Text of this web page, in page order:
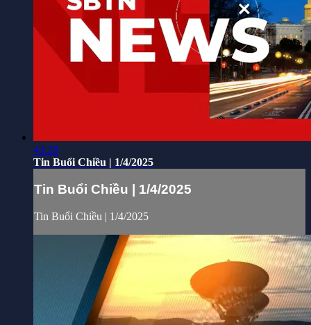
43:28
Tin Buổi Chiều | 1/4/2025
Tin Buổi Chiều | 1/4/2025
Tin Buổi Chiều | 1/4/2025